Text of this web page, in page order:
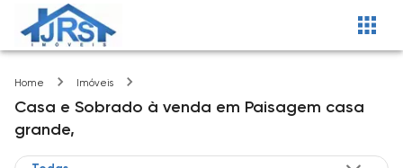
Home Imóveis
Casa e Sobrado à venda em Paisagem casa
grande,